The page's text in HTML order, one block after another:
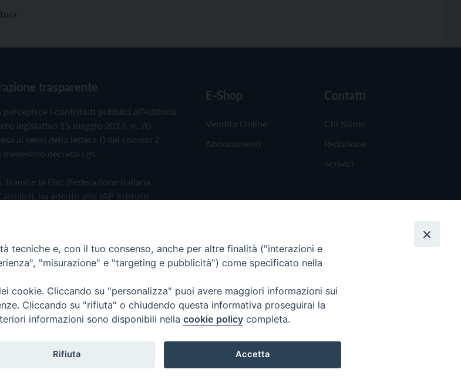
trasparente
percepisce i contributi pubblici all'editoria
legislativo 15 maggio 2017, n. 70.
ai sensi della lettera f) del comma 2
decreto Lgs.
tramite la Fisc (Federazione Italiana
ha aderito allo IAP (Istituto
Cookie Policy
E-Shop
Vendita Online
Abbonamenti
Contatti
Chi Siamo
Redazione
Scrivici
tecniche e, con il tuo consenso, anche per altre finalità ("interazioni e
"misurazione" e "targeting e pubblicità") come specificato nella
cookie. Cliccando su "personalizza" puoi avere maggiori informazioni sui
Cliccando su "rifiuta" o chiudendo questa informativa proseguirai la
informazioni sono disponibili nella cookie policy completa.
Rifiuta Accetta